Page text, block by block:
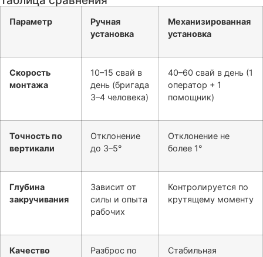
Параметр
Ручная
установка
Механизированная
установка
Скорость
монтажа
10–15 свай в
день (бригада
3–4 человека)
40–60 свай в день (1
оператор + 1
помощник)
Точность по
вертикали
Отклонение
до 3–5°
Отклонение не
более 1°
Глубина
закручивания
Зависит от
силы и опыта
рабочих
Контролируется по
крутящему моменту
Качество
Разброс по
Стабильная